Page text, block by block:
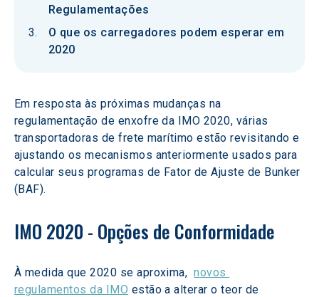
Regulamentações
O que os carregadores podem esperar em
2020
Em resposta às próximas mudanças na
regulamentação de enxofre da IMO 2020, várias
transportadoras de frete marítimo estão revisitando e
ajustando os mecanismos anteriormente usados para
calcular seus programas de Fator de Ajuste de Bunker
(BAF).
IMO 2020 - Opções de Conformidade
À medida que 2020 se aproxima, novos
regulamentos da IMO estão a alterar o teor de